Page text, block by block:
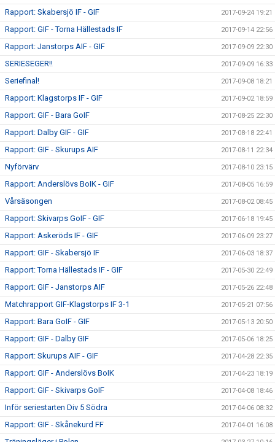
Rapport: Skabersjö IF - GIF 2017-09-24 19:21
Rapport: GIF - Torna Hällestads IF 2017-09-14 22:56
Rapport: Janstorps AIF - GIF 2017-09-09 22:30
SERIESEGER!! 2017-09-09 16:33
Seriefinal! 2017-09-08 18:21
Rapport: Klagstorps IF - GIF 2017-09-02 18:59
Rapport: GIF - Bara GoIF 2017-08-25 22:30
Rapport: Dalby GIF - GIF 2017-08-18 22:41
Rapport: GIF - Skurups AIF 2017-08-11 22:34
Nyförvärv 2017-08-10 23:15
Rapport: Anderslövs BoIK - GIF 2017-08-05 16:59
Vårsäsongen 2017-08-02 08:45
Rapport: Skivarps GoIF - GIF 2017-06-18 19:45
Rapport: Askeröds IF - GIF 2017-06-09 23:27
Rapport: GIF - Skabersjö IF 2017-06-03 18:37
Rapport: Torna Hällestads IF - GIF 2017-05-30 22:49
Rapport: GIF - Janstorps AIF 2017-05-26 22:48
Matchrapport GIF-Klagstorps IF 3-1 2017-05-21 07:56
Rapport: Bara GoIF - GIF 2017-05-13 20:50
Rapport: GIF - Dalby GIF 2017-05-06 18:25
Rapport: Skurups AIF - GIF 2017-04-28 22:35
Rapport: GIF - Anderslövs BoIK 2017-04-23 18:19
Rapport: GIF - Skivarps GoIF 2017-04-08 18:46
Inför seriestarten Div 5 Södra 2017-04-06 08:32
Rapport: GIF - Skånekurd FF 2017-04-01 16:08